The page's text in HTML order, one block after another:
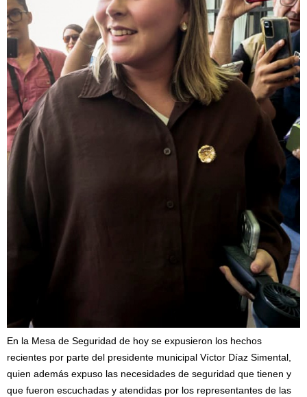
En la Mesa de Seguridad de hoy se expusieron los hechos
recientes por parte del presidente municipal Víctor Díaz Simental,
quien además expuso las necesidades de seguridad que tienen y
que fueron escuchadas y atendidas por los representantes de las